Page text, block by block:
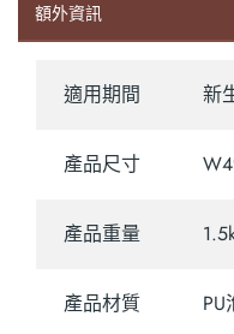
額外資訊
適用期間 新
產品尺寸
產品重量
產品材質 PU